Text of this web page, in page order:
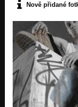
Nezařazeno
12. POZRAVUJEM
Nezařazeno
13. OUTRO
Nezařazeno
14. BOUNS
Nezařazeno
Nově přidané